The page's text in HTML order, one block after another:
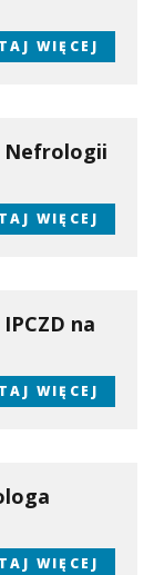
WIĘCEJ
Nefrologii
WIĘCEJ
na
WIĘCEJ
WIĘCEJ